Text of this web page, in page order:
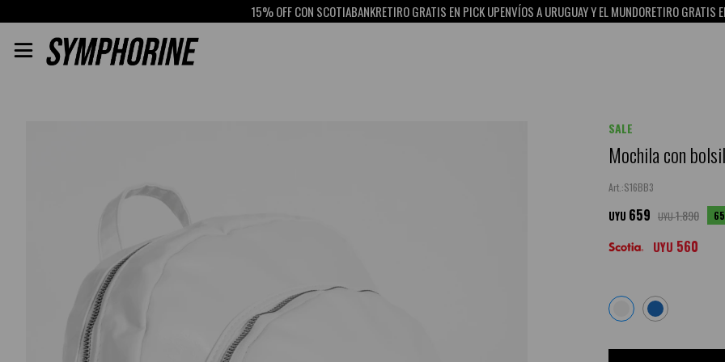
15% OFF CON SCOTIABANKRETIRO GRATIS EN PICK UPENVÍOS A URUGUAY Y EL MUNDORETIRO GRATIS EN

SALE
Mochila con
S16BB3
UYU 659 UYU1.890 65
UYU 560